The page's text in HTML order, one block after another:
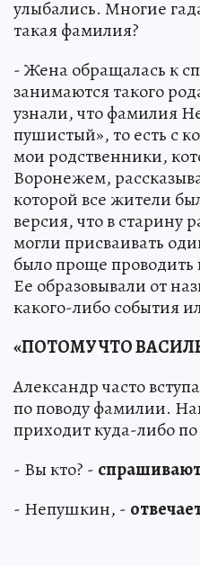
улыбались. Многие
такая фамилия?
- Жена обращалась к
занимаются такого
узнали, что фамилия
пушистый», то есть с
мои родственники,
Воронежем,
которой все жители
версия, что в старину
могли присваивать
было проще проводить
Ее образовывали от
какого-либо события
«ПОТОМУ ЧТО
Александр часто
по поводу фамилии.
приходит куда-либо
- Вы кто? -
- Непушкин, -